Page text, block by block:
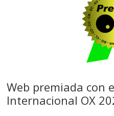
Web premiada con
Internacional OX